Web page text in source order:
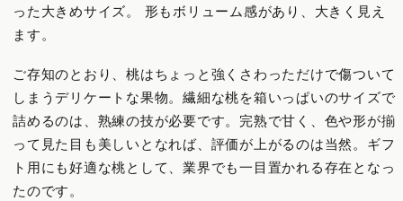
った大きめサイズ。 形もボリューム感があり、大きく見え
ます。
ご存知のとおり、桃はちょっと強くさわっただけで傷ついて
しまうデリケートな果物。繊細な桃を箱いっぱいのサイズで
詰めるのは、熟練の技が必要です。完熟で甘く、色や形が揃
って見た目も美しいとなれば、評価が上がるのは当然。ギフ
ト用にも好適な桃として、業界でも一目置かれる存在となっ
たのです。